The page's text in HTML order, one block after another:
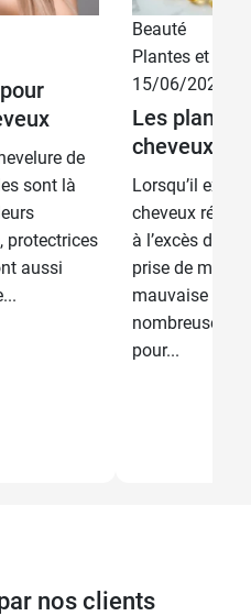
de
sont là
protectrices
aussi
Beauté
Plantes et
15/06/2026
Les
cheveux
Lorsqu’il
cheveux
à l’excès de
prise de
mauvaise
nombreuses
pour...
nos clients